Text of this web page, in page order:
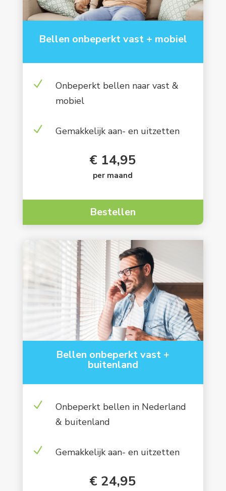
Bellen onbeperkt vast + mobiel
N
Onbeperkt bellen naar vast &
mobiel
N Gemakkelijk aan- en uitzetten
€ 14,95
per maand
Bestellen
Bellen onbeperkt vast +
buitenland
N
Onbeperkt bellen in Nederland
& buitenland
N Gemakkelijk aan- en uitzetten
€ 24,95